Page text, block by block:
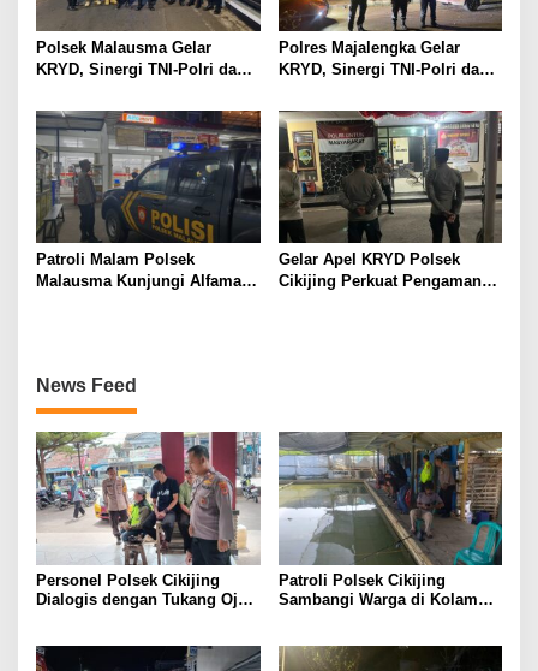
Polsek Malausma Gelar
KRYD, Sinergi TNI-Polri dan
Kamtibmas
Polres Majalengka Gelar
KRYD, Sinergi TNI-Polri dan
Kamtibmas
Patroli Malam Polsek
Malausma Kunjungi Alfamart,
Gelar Apel KRYD Polsek
Cikijing Perkuat Pengamanan
News Feed
Personel Polsek Cikijing
Dialogis dengan Tukang Ojek
Patroli Polsek Cikijing
Sambangi Warga di Kolam